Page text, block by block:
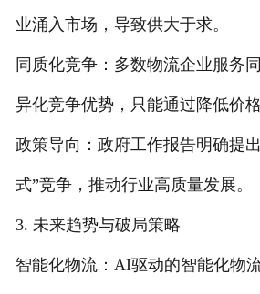
业涌入市场，导致供大于求。
同质化竞争：多数物流企业服务
异化竞争优势，只能通过降低价
政策导向：政府工作报告明确提
式”竞争，推动行业高质量发展。
3. 未来趋势与破局策略
智能化物流：AI驱动的智能化物